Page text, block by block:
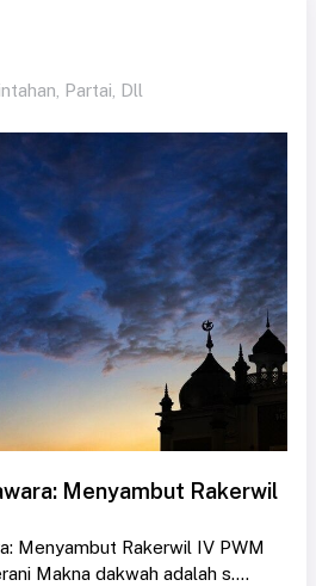
Partai, Dll
Menyambut Rakerwil
Menyambut Rakerwil IV PWM
Makna dakwah adalah s....